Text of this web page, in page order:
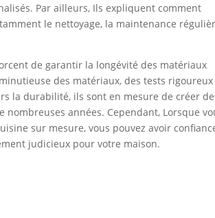
Par ailleurs, Ils expliquent comment
le nettoyage, la maintenance
de garantir la longévité des matériaux
des matériaux, des tests
la durabilité, ils sont en mesure de créer
années. Cependant, Lorsque
sur mesure, vous pouvez avoir
judicieux pour votre maison.